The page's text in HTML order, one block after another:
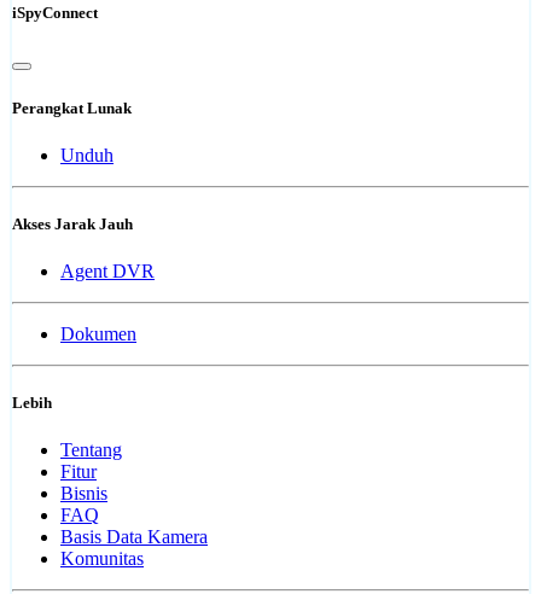
iSpyConnect
Perangkat Lunak
Unduh
Akses Jarak Jauh
Agent DVR
Dokumen
Lebih
Tentang
Fitur
Bisnis
FAQ
Basis Data Kamera
Komunitas